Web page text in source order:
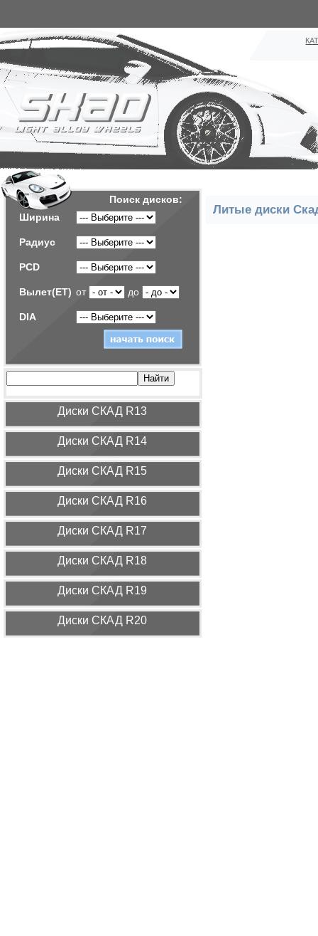
Поиск дисков:
Ширина
Радиус
PCD
Вылет(ET) от до
DIA
Диcки СКАД R13
Диcки СКАД R14
Диcки СКАД R15
Диcки СКАД R16
Диcки СКАД R17
Диcки СКАД R18
Диcки СКАД R19
Диcки СКАД R20
Литые диски